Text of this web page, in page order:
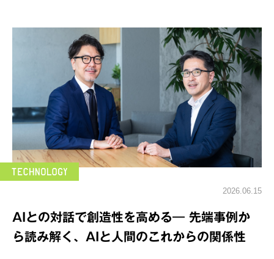
2026.06.15
AIとの対話で創造性を高める― 先端事例か
ら読み解く、AIと人間のこれからの関係性